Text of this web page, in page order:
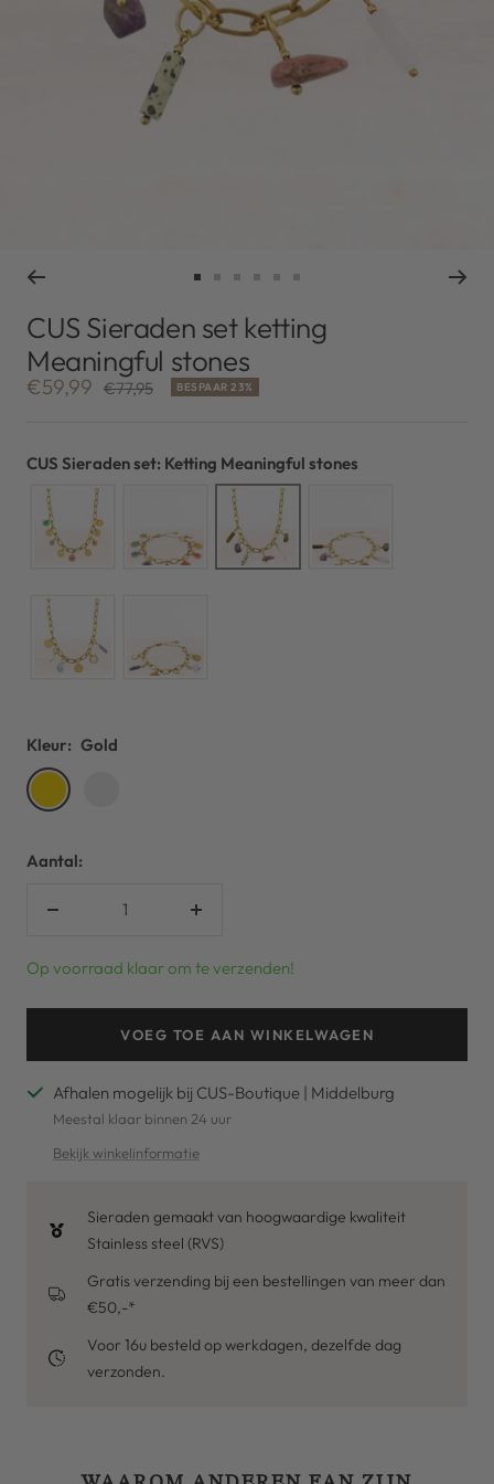
slide
1
naar
slide
2
naar
slide
3
naar
slide
4
naar
slide
naar
slide
CUS Sieraden set ketting
Meaningful stones
Kortingsprijs
€59,99 Normale
€77,95 BESPAAR 23%
CUS Sieraden set: Ketting Meaningful stones
Kleur: Gold
Gold
Aantal:
Verhoog
Op voorraad klaar om te verzenden!
VOEG TOE AAN WINKELWAGEN
Afhalen mogelijk bij CUS-Boutique | Middelburg
Meestal klaar binnen 24 uur
Bekijk winkelinformatie
Sieraden gemaakt van hoogwaardige kwaliteit
Stainless steel (RVS)
Gratis verzending bij een bestellingen van meer dan
€50,-*
Voor 16u besteld op werkdagen, dezelfde dag
verzonden.